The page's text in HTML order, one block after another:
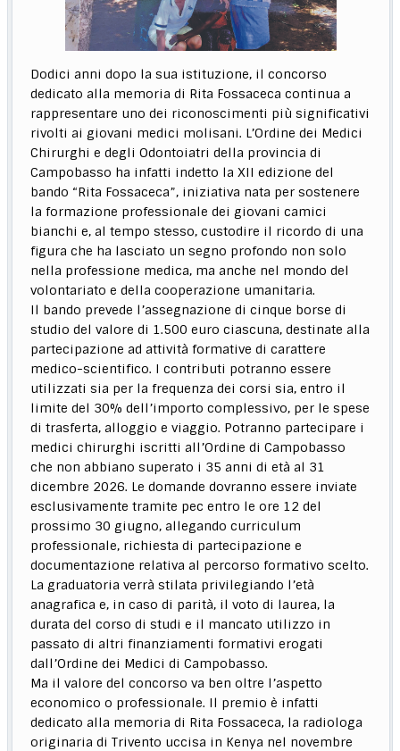
Dodici anni dopo la sua istituzione, il concorso
dedicato alla memoria di Rita Fossaceca continua a
rappresentare uno dei riconoscimenti più significativi
rivolti ai giovani medici molisani. L’Ordine dei Medici
Chirurghi e degli Odontoiatri della provincia di
Campobasso ha infatti indetto la XII edizione del
bando “Rita Fossaceca”, iniziativa nata per sostenere
la formazione professionale dei giovani camici
bianchi e, al tempo stesso, custodire il ricordo di una
figura che ha lasciato un segno profondo non solo
nella professione medica, ma anche nel mondo del
volontariato e della cooperazione umanitaria.
Il bando prevede l’assegnazione di cinque borse di
studio del valore di 1.500 euro ciascuna, destinate alla
partecipazione ad attività formative di carattere
medico-scientifico. I contributi potranno essere
utilizzati sia per la frequenza dei corsi sia, entro il
limite del 30% dell’importo complessivo, per le spese
di trasferta, alloggio e viaggio. Potranno partecipare i
medici chirurghi iscritti all’Ordine di Campobasso
che non abbiano superato i 35 anni di età al 31
dicembre 2026. Le domande dovranno essere inviate
esclusivamente tramite pec entro le ore 12 del
prossimo 30 giugno, allegando curriculum
professionale, richiesta di partecipazione e
documentazione relativa al percorso formativo scelto.
La graduatoria verrà stilata privilegiando l’età
anagrafica e, in caso di parità, il voto di laurea, la
durata del corso di studi e il mancato utilizzo in
passato di altri finanziamenti formativi erogati
dall’Ordine dei Medici di Campobasso.
Ma il valore del concorso va ben oltre l’aspetto
economico o professionale. Il premio è infatti
dedicato alla memoria di Rita Fossaceca, la radiologa
originaria di Trivento uccisa in Kenya nel novembre